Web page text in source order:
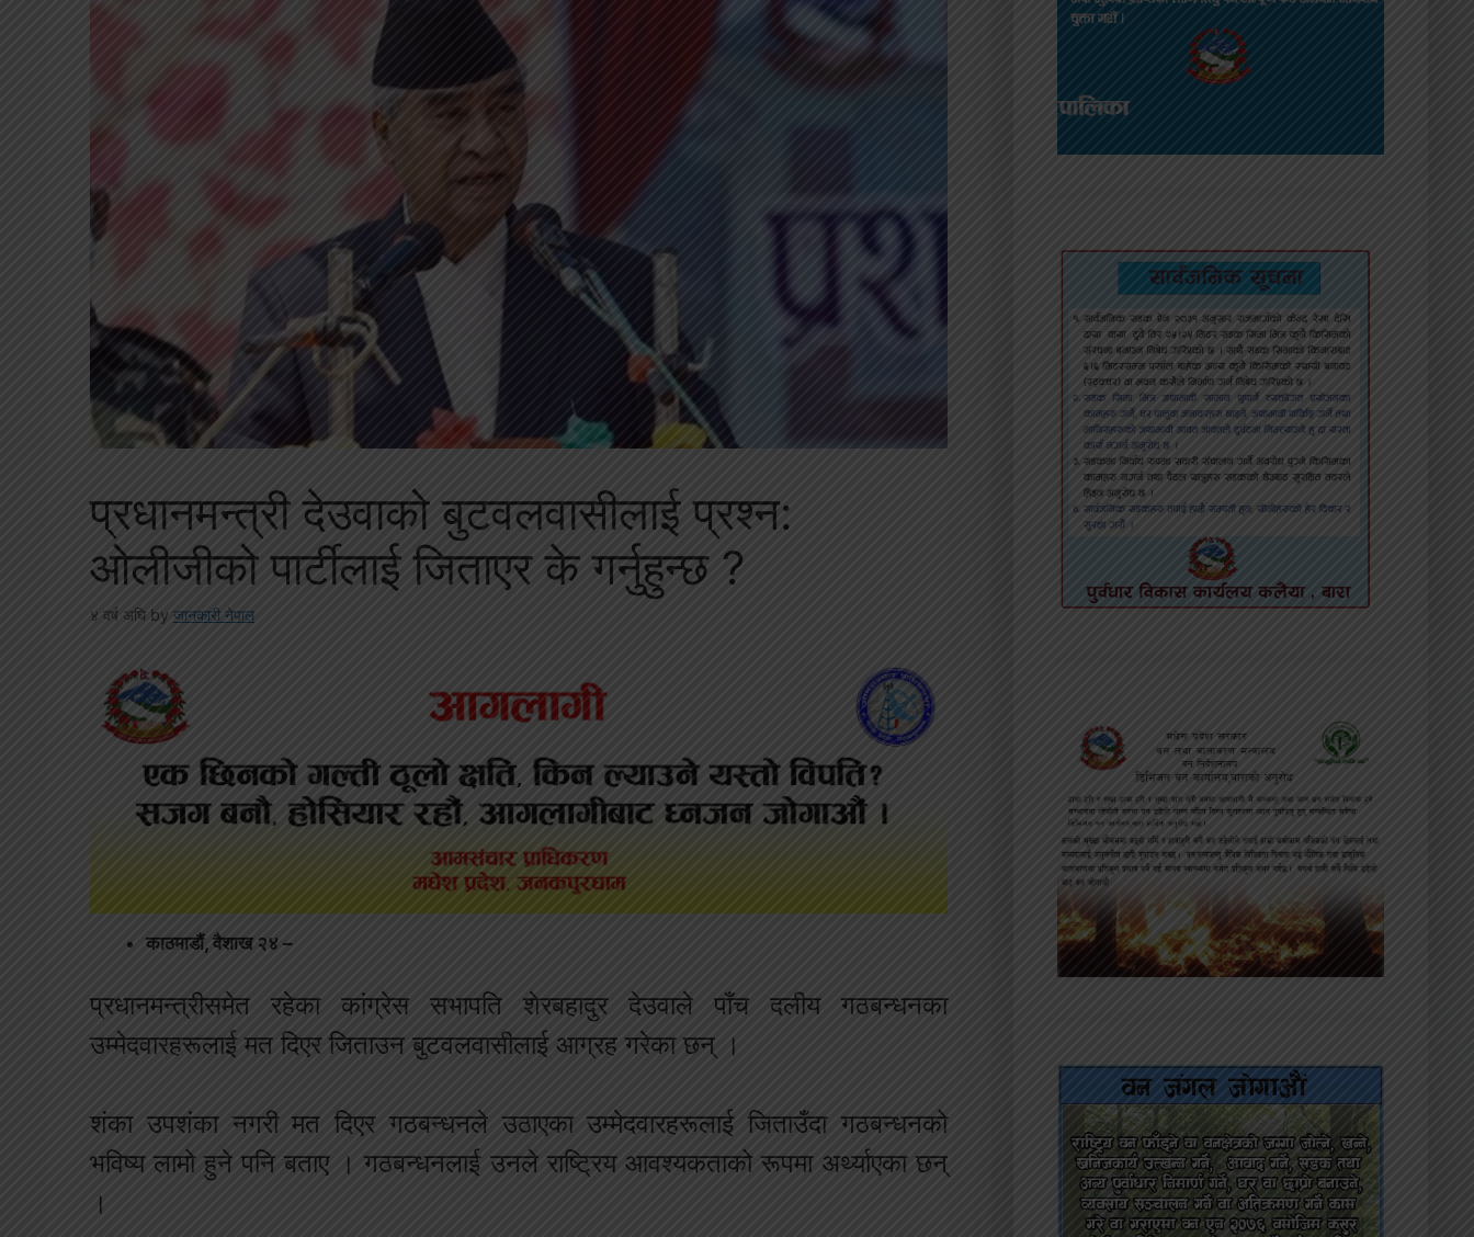
प्रधानमन्त्री देउवाको बुटवलवासीलाई प्रश्न:
ओलीजीको पार्टीलाई जिताएर के गर्नुहुन्छ ?
४ वर्ष अघि by जानकारी नेपाल
काठमाडौं, वैशाख २४ –
प्रधानमन्त्रीसमेत रहेका कांग्रेस सभापति शेरबहादुर देउवाले पाँच दलीय गठबन्धनका
उम्मेदवारहरूलाई मत दिएर जिताउन बुटवलवासीलाई आग्रह गरेका छन् ।
शंका उपशंका नगरी मत दिएर गठबन्धनले उठाएका उम्मेदवारहरूलाई जिताउँदा गठबन्धनको
भविष्य लामो हुने पनि बताए । गठबन्धनलाई उनले राष्ट्रिय आवश्यकताको रूपमा अर्थ्याएका छन्
।